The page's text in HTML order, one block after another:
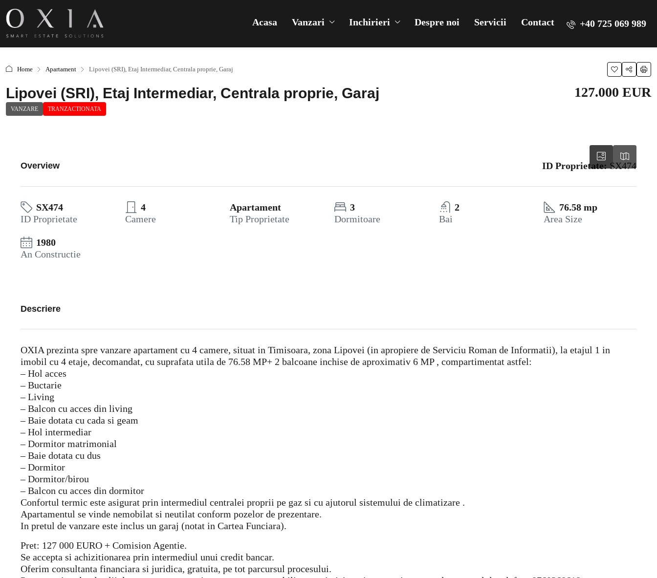
Acasa Vanzari Inchirieri Despre noi Servicii Contact +40 725 069 989
Home Apartament Lipovei (SRI), Etaj Intermediar, Centrala proprie, Garaj
Lipovei (SRI), Etaj Intermediar, Centrala proprie, Garaj
VANZARE TRANZACTIONATA
127.000 EUR
Overview ID Proprietate: SX474
SX474
ID Proprietate
4
Camere
Apartament
Tip Proprietate
3
Dormitoare
2
Bai
76.58 mp
Area Size
1980
An Constructie
Descriere
OXIA prezinta spre vanzare apartament cu 4 camere, situat in Timisoara, zona Lipovei (in apropiere de Serviciu Roman de Informatii), la etajul 1 in
imobil cu 4 etaje, decomandat, cu suprafata utila de 76.58 MP+ 2 balcoane inchise de aproximativ 6 MP , compartimentat astfel:
– Hol acces
– Buctarie
– Living
– Balcon cu acces din living
– Baie dotata cu cada si geam
– Hol intermediar
– Dormitor matrimonial
– Baie dotata cu dus
– Dormitor
– Dormitor/birou
– Balcon cu acces din dormitor
Confortul termic este asigurat prin intermediul centralei proprii pe gaz si cu ajutorul sistemului de climatizare .
Apartamentul se vinde nemobilat si neutilat conform pozelor de prezentare.
In pretul de vanzare este inclus un garaj (notat in Cartea Funciara).
Pret: 127 000 EURO + Comision Agentie.
Se accepta si achizitionarea prin intermediul unui credit bancar.
Oferim consultanta financiara si juridica, gratuita, pe tot parcursul procesului.